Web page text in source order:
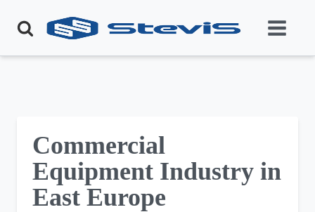
Commercial
Equipment Industry in
East Europe